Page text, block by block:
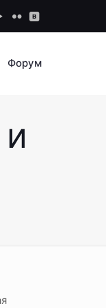
Форум